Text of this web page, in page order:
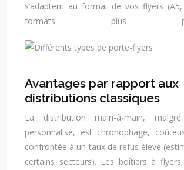
s’adaptent au format de vos flyers
formats plus
Avantages par rapport aux
distributions classiques
La distribution main-à-main,
personnalisé, est chronophage,
confrontée à un taux de refus élevé
certains secteurs). Les boîtiers à